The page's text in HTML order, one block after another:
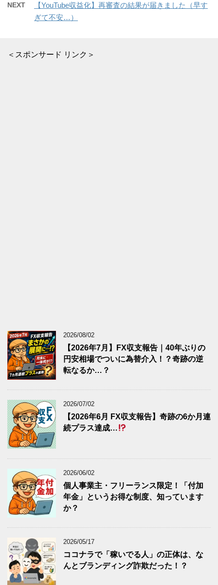
NEXT
【YouTube収益化】再審査の結果が届きました（早す
ぎて不安…）
＜スポンサード リンク＞
2026/08/02
【2026年7月】FX収支報告｜40年ぶりの
円安相場でついに為替介入！？奇跡の逆
転なるか…？
2026/07/02
【2026年6月 FX収支報告】奇跡の6か月連
続プラス達成…
2026/06/02
個人事業主・フリーランス限定！「付加
年金」というお得な制度、知っています
か？
2026/05/17
ココナラで「稼いでる人」の正体は、な
んとブランディング詐欺だった！？